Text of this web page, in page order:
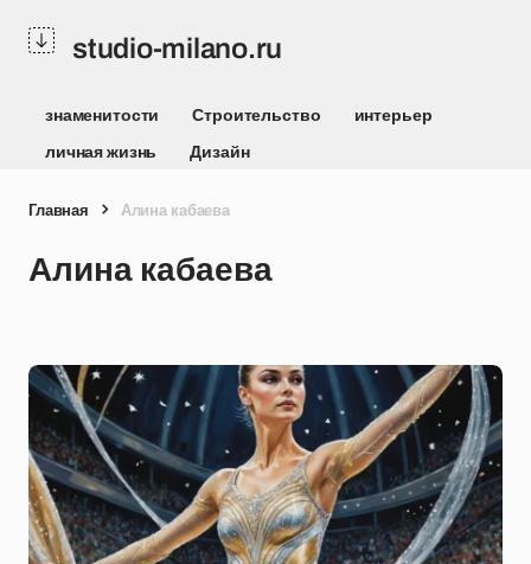
studio-milano.ru
знаменитости Строительство
интерьер
личная жизнь
Дизайн
Главная Алина кабаева
Алина кабаева